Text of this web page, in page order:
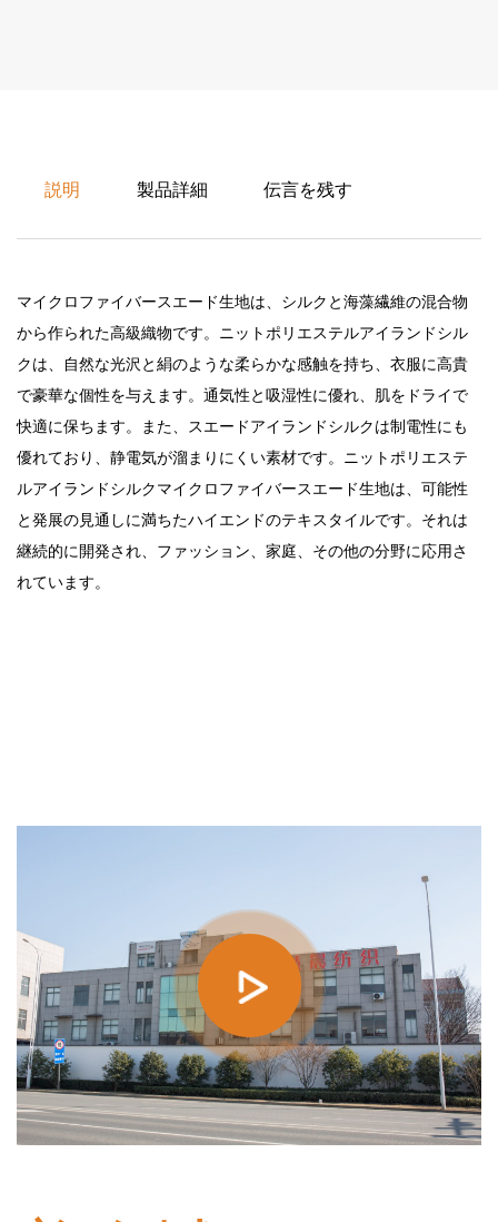
説明 製品詳細 伝言を残す
マイクロファイバースエード生地は、シルクと海藻繊維の混合物
から作られた高級織物です。ニットポリエステルアイランドシル
クは、自然な光沢と絹のような柔らかな感触を持ち、衣服に高貴
で豪華な個性を与えます。通気性と吸湿性に優れ、肌をドライで
快適に保ちます。また、スエードアイランドシルクは制電性にも
優れており、静電気が溜まりにくい素材です。ニットポリエステ
ルアイランドシルクマイクロファイバースエード生地は、可能性
と発展の見通しに満ちたハイエンドのテキスタイルです。それは
継続的に開発され、ファッション、家庭、その他の分野に応用さ
れています。